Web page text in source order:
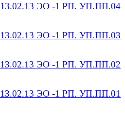
13.02.13 ЭО -1 РП. УП.ПП.04
13.02.13 ЭО -1 РП. УП.ПП.03
13.02.13 ЭО -1 РП. УП.ПП.02
13.02.13 ЭО -1 РП. УП.ПП.01